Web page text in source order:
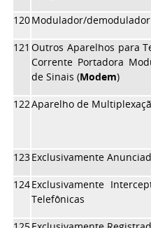
120Modulador/
121 Outros Aparelhos para
Corrente Portadora
de Sinais (Modem)
122Aparelho de
123Exclusivamente
124Exclusivamente
Telefônicas